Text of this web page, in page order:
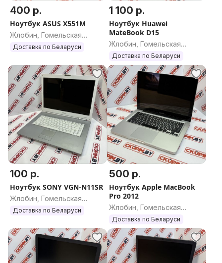
400 р.
Ноутбук ASUS X551M
Жлобин, Гомельская
область
Доставка по Беларуси
1 100 р.
Ноутбук Huawei
MateBook D15
Жлобин, Гомельская
область
Доставка по Беларуси
100 р.
Ноутбук SONY VGN-N11SR
Жлобин, Гомельская
область
Доставка по Беларуси
500 р.
Ноутбук Apple MacBook
Pro 2012
Жлобин, Гомельская
область
Доставка по Беларуси